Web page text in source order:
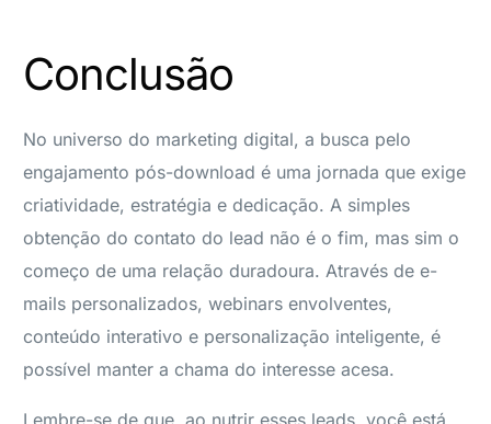
Conclusão
No universo do marketing digital, a busca pelo
engajamento pós-download é uma jornada que exige
criatividade, estratégia e dedicação. A simples
obtenção do contato do lead não é o fim, mas sim o
começo de uma relação duradoura. Através de e-
mails personalizados, webinars envolventes,
conteúdo interativo e personalização inteligente, é
possível manter a chama do interesse acesa.
Lembre-se de que, ao nutrir esses leads, você está